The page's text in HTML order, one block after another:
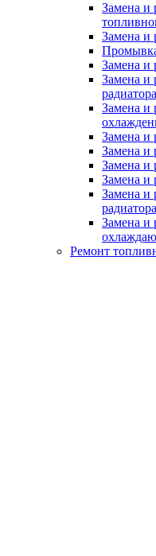
Замена и
Замена и
Замена и
Замена и
радиатора
Замена и
Замена и
Замена и
Замена и
Замена и
Замена и
радиатора
Замена и
Ремонт